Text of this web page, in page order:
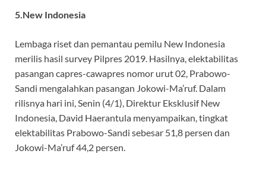
5.New Indonesia
Lembaga riset dan pemantau pemilu New Indonesia
merilis hasil survey Pilpres 2019. Hasilnya, elektabilitas
pasangan capres-cawapres nomor urut 02, Prabowo-
Sandi mengalahkan pasangan Jokowi-Ma’ruf. Dalam
rilisnya hari ini, Senin (4/1), Direktur Eksklusif New
Indonesia, David Haerantula menyampaikan, tingkat
elektabilitas Prabowo-Sandi sebesar 51,8 persen dan
Jokowi-Ma’ruf 44,2 persen.